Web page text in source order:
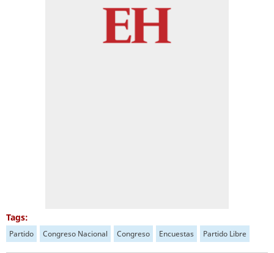
Tags:
Partido Congreso Nacional Congreso Encuestas Partido Libre